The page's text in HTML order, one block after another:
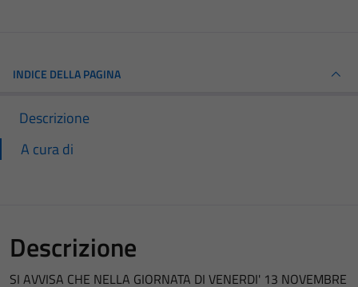
INDICE DELLA PAGINA
Descrizione
A cura di
Descrizione
SI AVVISA CHE NELLA GIORNATA DI VENERDI' 13 NOVEMBRE